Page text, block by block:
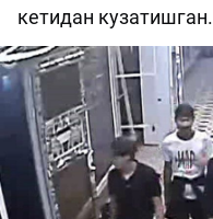
кетидан кузатишган.